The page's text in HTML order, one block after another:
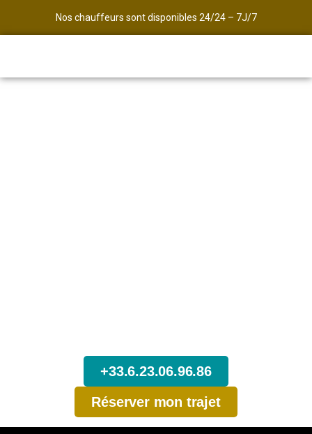
Nos chauffeurs sont disponibles 24/24 – 7J/7
+33.6.23.06.96.86
Réserver mon trajet